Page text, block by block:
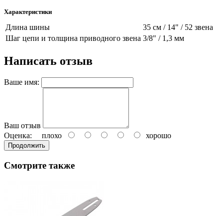
Характеристики
Длина шины
35 см / 14" / 52 звена
Шаг цепи и толщина приводного звена 3/8" / 1,3 мм
Написать отзыв
Ваше имя:
Ваш отзыв
Оценка: плохо хорошо
Продолжить
Смотрите также